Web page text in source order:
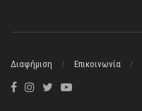
Διαφήμιση Επικοινωνία